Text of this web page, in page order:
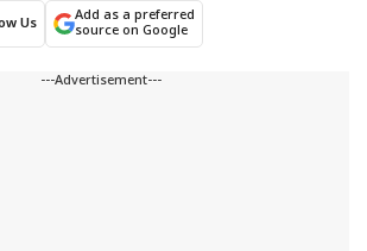
Us
Add as a preferred
source on Google
---Advertisement---